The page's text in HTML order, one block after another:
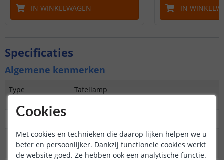
IN WINKELWAGEN IN
Specificaties
Algemene kenmerken
Type
Tafellamp
Toepassing
Aantal lampen in
set
1
Cookies
Met cookies en technieken die daarop lijken helpen we u
beter en persoonlijker. Dankzij functionele cookies werkt
de website goed. Ze hebben ook een analytische functie.